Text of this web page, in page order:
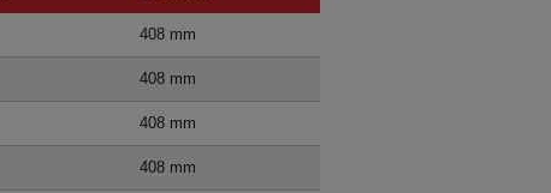
408 mm
408 mm
408 mm
408 mm